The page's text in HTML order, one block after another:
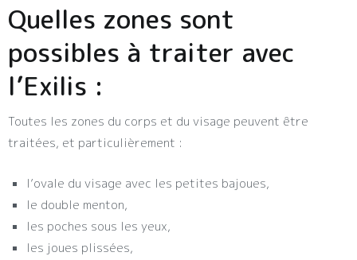
Quelles zones sont
possibles à traiter avec
l’Exilis :
Toutes les zones du corps et du visage peuvent être
traitées, et particulièrement :
l’ovale du visage avec les petites bajoues,
le double menton,
les poches sous les yeux,
les joues plissées,